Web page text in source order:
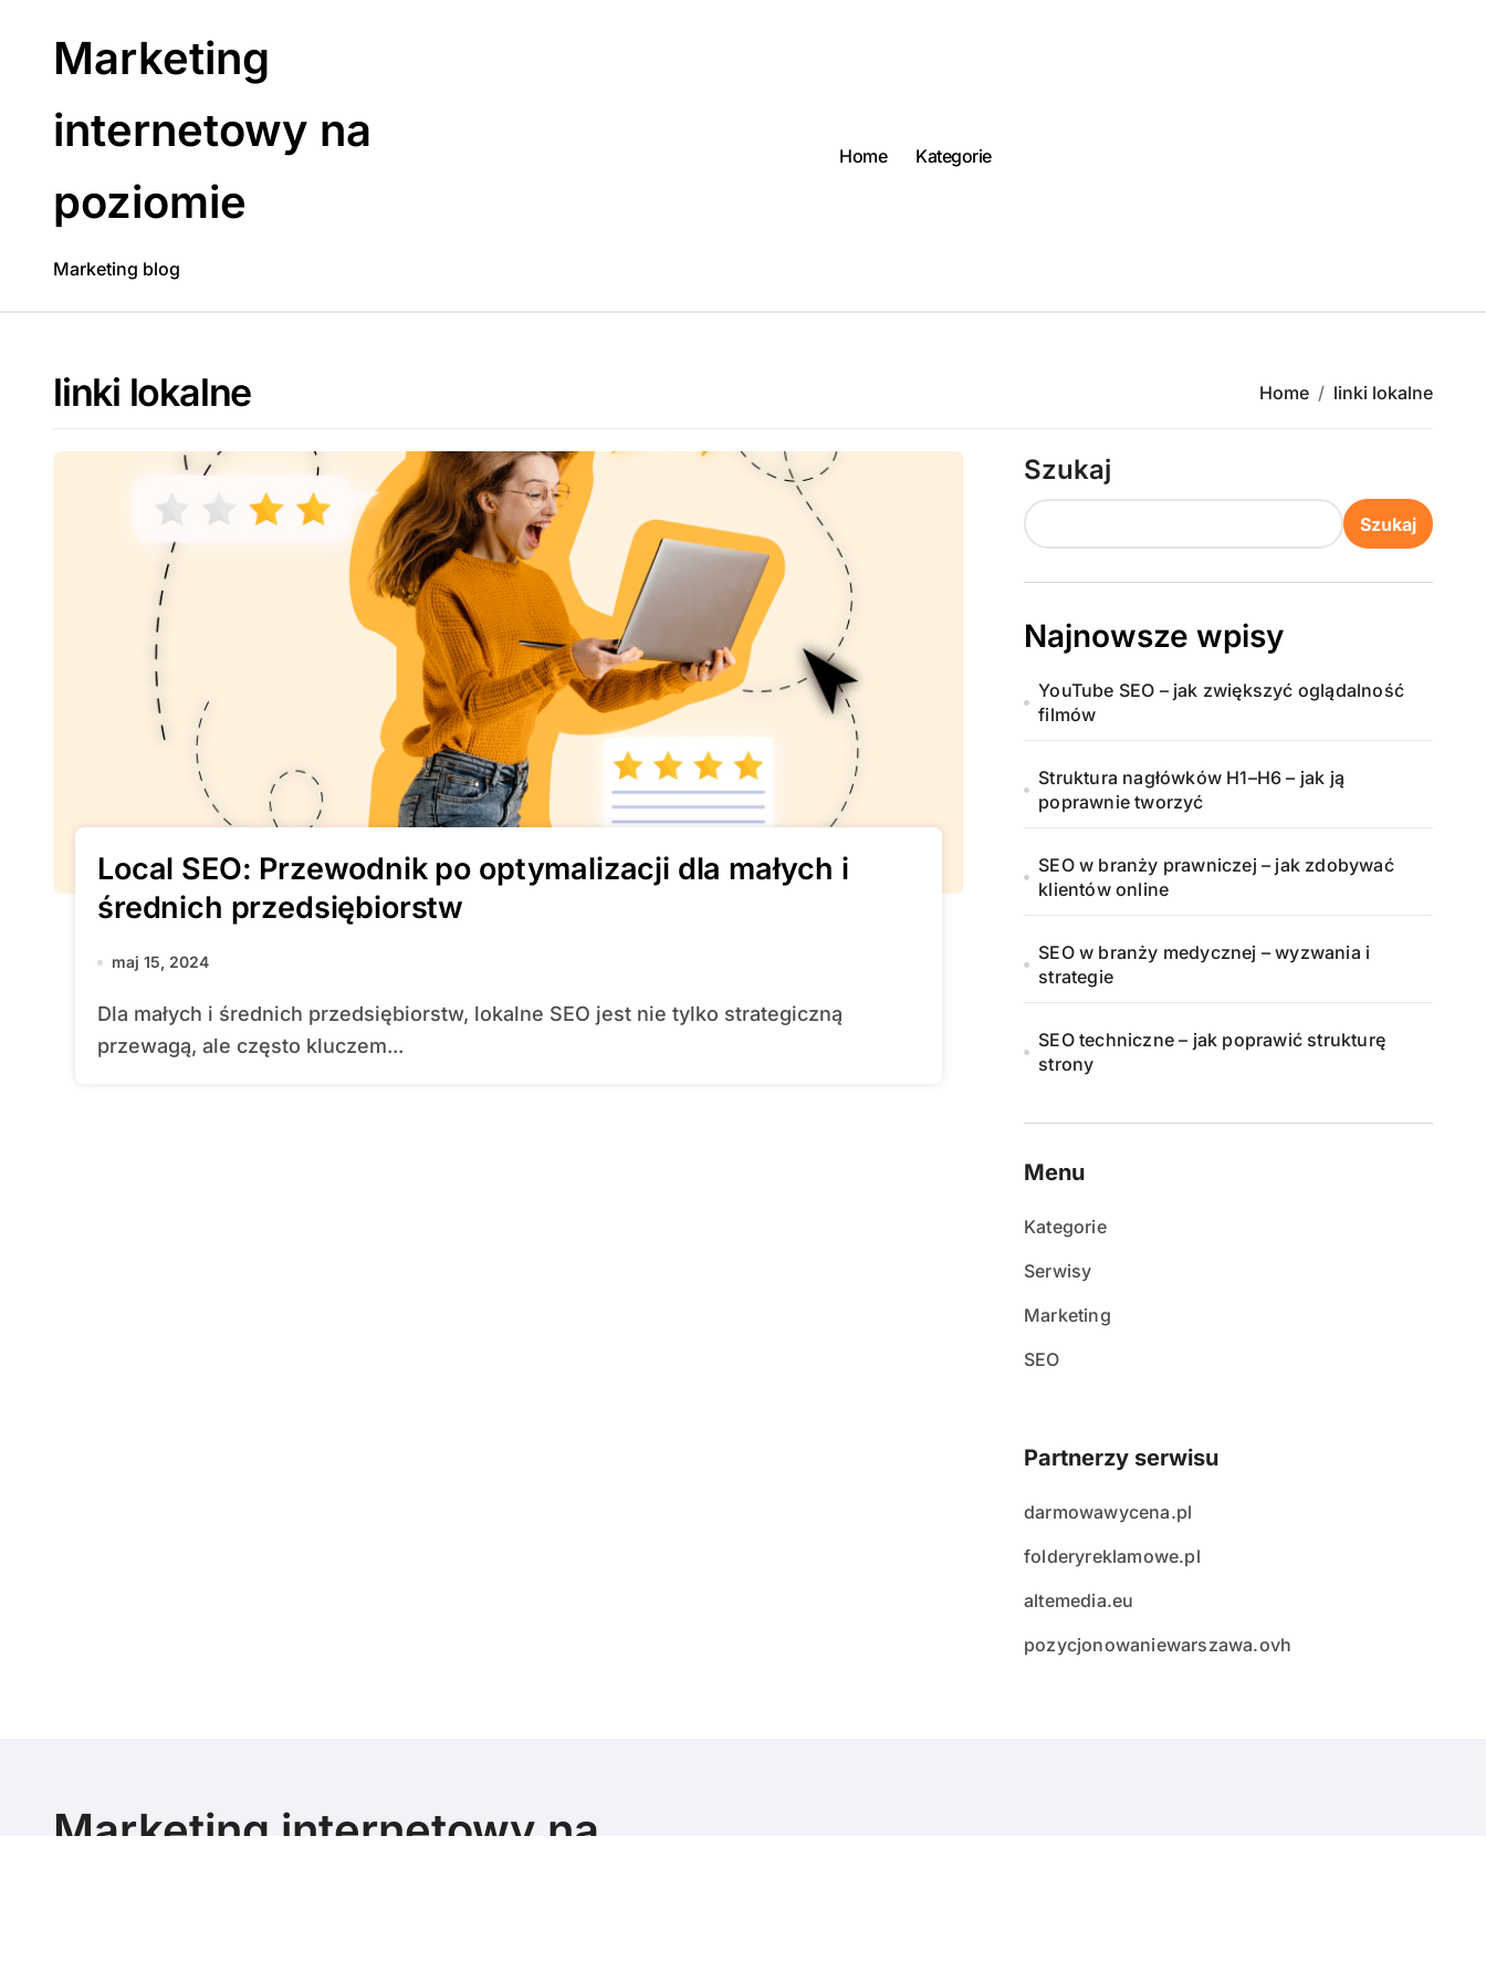
Marketing
internetowy na
poziomie
Marketing blog
Home Kategorie
linki lokalne Home linki lokalne
Local SEO: Przewodnik po optymalizacji dla małych i
średnich przedsiębiorstw
maj 15, 2024
Dla małych i średnich przedsiębiorstw, lokalne SEO jest nie tylko strategiczną
przewagą, ale często kluczem...
Szukaj
Szukaj
Najnowsze wpisy
YouTube SEO – jak zwiększyć oglądalność
filmów
Struktura nagłówków H1–H6 – jak ją
poprawnie tworzyć
SEO w branży prawniczej – jak zdobywać
klientów online
SEO w branży medycznej – wyzwania i
strategie
SEO techniczne – jak poprawić strukturę
strony
Menu
Kategorie
Serwisy
Marketing
SEO
Partnerzy serwisu
darmowawycena.pl
folderyreklamowe.pl
altemedia.eu
pozycjonowaniewarszawa.ovh
Marketing internetowy na